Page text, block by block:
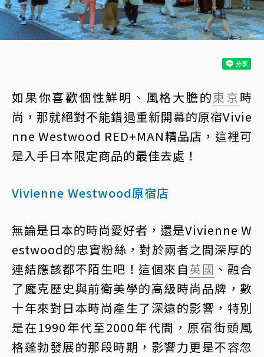
如果你喜歡個性鮮明、風格大膽的東京時
尚，那就絕對不能錯過重新開幕的原宿Vivie
nne Westwood RED+MAN精品店，這裡可
是入手日本限定商品的最佳去處！
Vivienne Westwood原宿店
無論是日本的時尚愛好者，還是Vivienne W
estwood的忠實粉絲，對於兩者之間深厚的
連結應該都不陌生吧！這個來自英國 、融合
了龐克歷史與前衛美學的高級時尚品牌，數
十年來對日本時尚產生了深遠的影響，特別
是在1990年代至2000年代間，原宿街頭風
格蓬勃發展的那段時期，影響力更是不容忽